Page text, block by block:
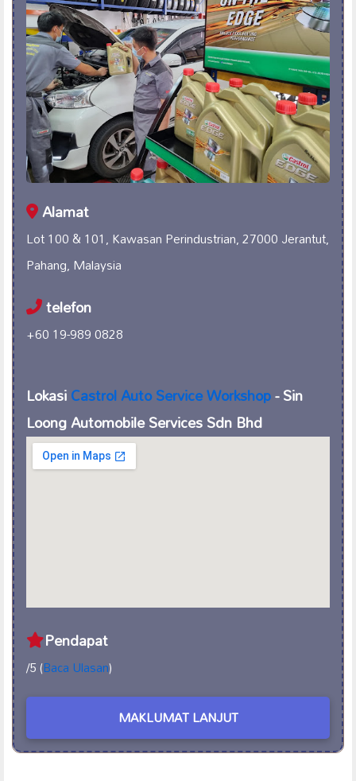
Alamat
Lot 100 & 101, Kawasan Perindustrian, 27000 Jerantut,
Pahang, Malaysia
telefon
+60 19-989 0828
LokasiCastrol Auto Service Workshop- Sin
Loong Automobile Services Sdn Bhd
Pendapat
/5 (Baca Ulasan)
MAKLUMAT LANJUT